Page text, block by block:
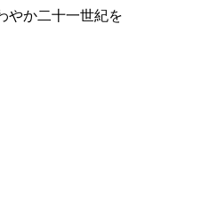
やか二十一世紀を